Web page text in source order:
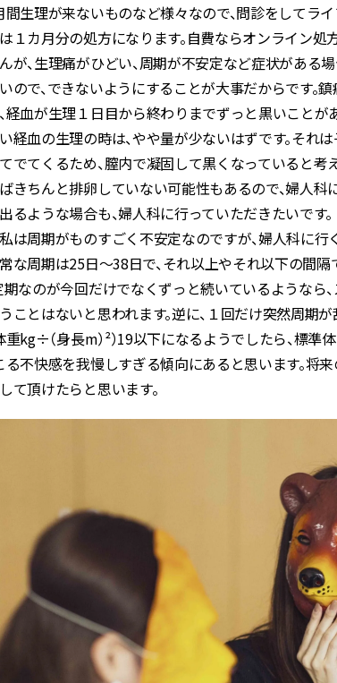
間生理が来ないものなど様々なので、問診をしてラ
１カ月分の処方になります。自費ならオンライン
が、生理痛がひどい、周期が不安定など症状がある
ので、できないようにすることが大事だからです。
経血が生理１日目から終わりまでずっと黒いことが
血の生理の時は、やや量が少ないはずです。それ
でてくるため、膣内で凝固して黒くなっていると
きちんと排卵していない可能性もあるので、婦人科
るような場合も、婦人科に行っていただきたいです。
周期がものすごく不安定なのですが、婦人科に行
周期は25日～38日で、それ以上やそれ以下の間
期なのが今回だけでなくずっと続いているようなら
ことはないと思われます。逆に、１回だけ突然周期
重kg÷（身長m）²）19以下になるようでしたら、標準
る不快感を我慢しすぎる傾向にあると思います。将
て頂けたらと思います。